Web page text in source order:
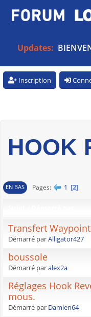
Updates:
Inscription
HOOK
EN BAS Pages 1 2
Transfert Waypoint
Démarré parAlligator427
boussole
Démarré paralex2a
Réglages Hook
mous.
Démarré par Damien64